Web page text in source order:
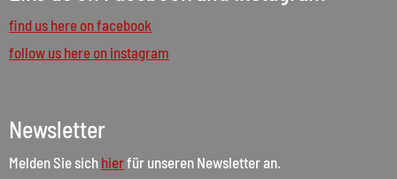
find us here on facebook
follow us here on instagram
Newsletter
Melden Sie sich hierfür unseren Newsletter an.